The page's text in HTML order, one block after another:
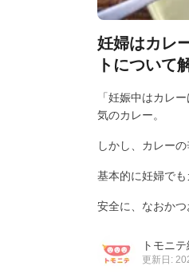
妊婦はカレ
トについて
「妊娠中はカレ
気のカレー。
しかし、カレー
基本的に妊婦で
安全に、なおかつ
トモニ
更新日: